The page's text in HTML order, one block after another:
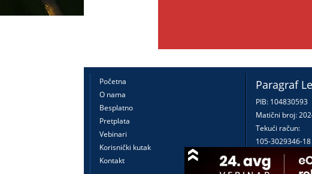
Početna
O nama
Besplatno
Pretplata
Vebinari
Korisnički kutak
Kontakt
Paragraf
PIB: 104830593
Matični broj:
Tekući račun:
105-3029346-18
160-